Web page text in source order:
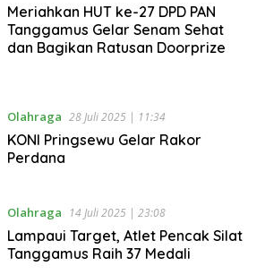
23 Agustus 2025 | 12:19
Meriahkan HUT ke-27 DPD PAN
Tanggamus Gelar Senam Sehat
dan Bagikan Ratusan Doorprize
Olahraga 28 Juli 2025 | 11:34
KONI Pringsewu Gelar Rakor
Perdana
Olahraga 14 Juli 2025 | 23:08
Lampaui Target, Atlet Pencak Silat
Tanggamus Raih 37 Medali